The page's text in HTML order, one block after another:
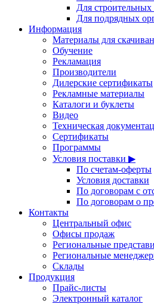
Для
Для подрядных
Информация
Материалы для
Обучение
Рекламация
Производители
Дилерские сертификаты
Рекламные материалы
Каталоги и буклеты
Видео
Техническая
Сертификаты
Программы
Условия поставки ▶
По счетам-оферты
Условия доставки
По договорам с
По договорам о
Контакты
Центральный офис
Офисы продаж
Региональные
Региональные
Склады
Продукция
Прайс-листы
Электронный каталог